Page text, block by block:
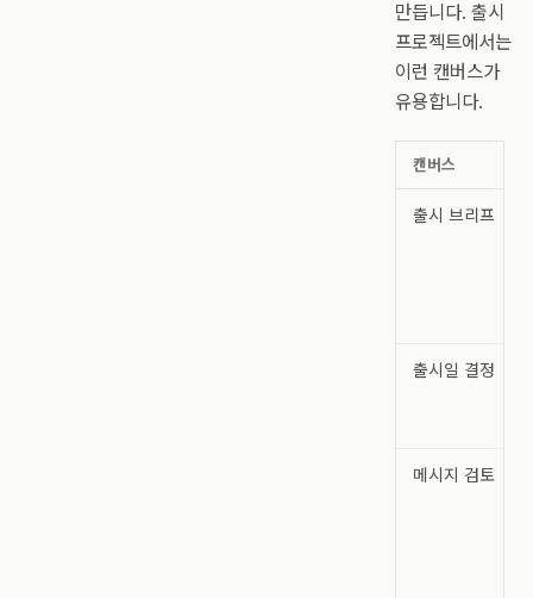
만듭니다. 출시
프로젝트에서는
이런 캔버스가
유용합니다.
캔버스
출시 브리프
출시일 결정
메시지 검토